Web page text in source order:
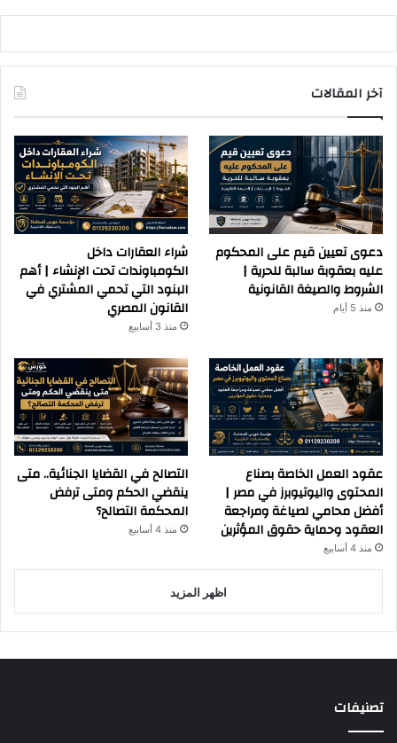
آخر المقالات
دعوى تعيين قيم على المحكوم
عليه بعقوبة سالبة للحرية |
الشروط والصيغة القانونية
منذ 5 أيام
شراء العقارات داخل
الكومباوندات تحت الإنشاء | أهم
البنود التي تحمي المشتري في
القانون المصري
منذ 3 أسابيع
عقود العمل الخاصة بصناع
المحتوى واليوتيوبرز في مصر |
أفضل محامي لصياغة ومراجعة
العقود وحماية حقوق المؤثرين
منذ 4 أسابيع
التصالح في القضايا الجنائية.. متى
ينقضي الحكم ومتى ترفض
المحكمة التصالح؟
منذ 4 أسابيع
اظهر المزيد
تصنيفات